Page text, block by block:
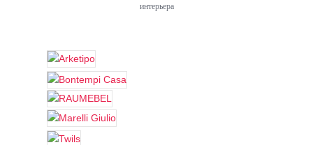
интерьера